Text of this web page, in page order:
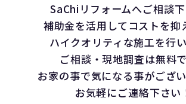
SaChiリフォームへご相談下
補助金を活用してコストを抑
ハイクオリティな施工を行い
ご相談・現地調査は無料で
お家の事で気になる事がござ
お気軽にご連絡下さい